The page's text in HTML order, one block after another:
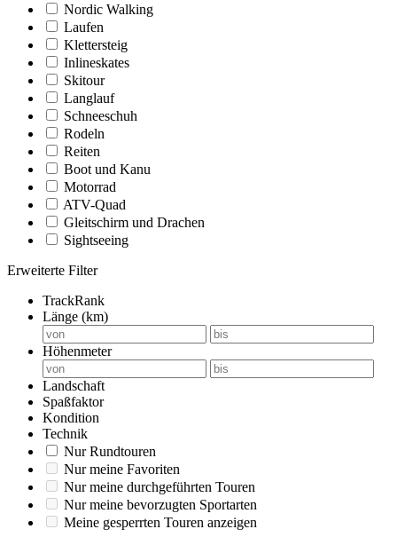
Nordic Walking
Laufen
Klettersteig
Inlineskates
Skitour
Langlauf
Schneeschuh
Rodeln
Reiten
Boot und Kanu
Motorrad
ATV-Quad
Gleitschirm und Drachen
Sightseeing
Erweiterte Filter
TrackRank
Länge (km)
Höhenmeter
Landschaft
Spaßfaktor
Kondition
Technik
Nur Rundtouren
Nur meine Favoriten
Nur meine durchgeführten Touren
Nur meine bevorzugten Sportarten
Meine gesperrten Touren anzeigen